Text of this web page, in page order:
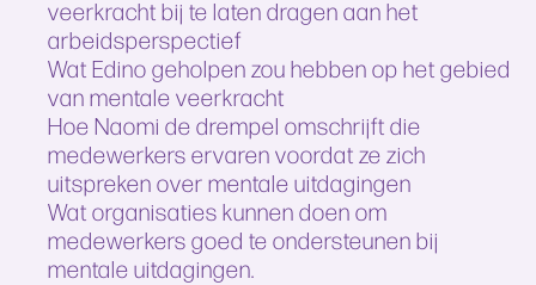
veerkracht bij te laten dragen aan het
arbeidsperspectief
Wat Edino geholpen zou hebben op het gebied
van mentale veerkracht
Hoe Naomi de drempel omschrijft die
medewerkers ervaren voordat ze zich
uitspreken over mentale uitdagingen
Wat organisaties kunnen doen om
medewerkers goed te ondersteunen bij
mentale uitdagingen.